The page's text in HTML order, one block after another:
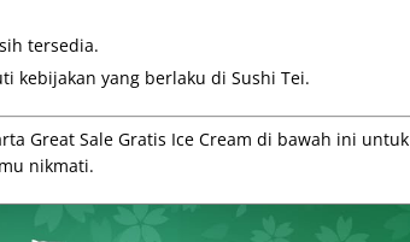
tersedia.
kebijakan yang berlaku di Sushi Tei.
Great Sale Gratis Ice Cream di bawah ini untuk
nikmati.